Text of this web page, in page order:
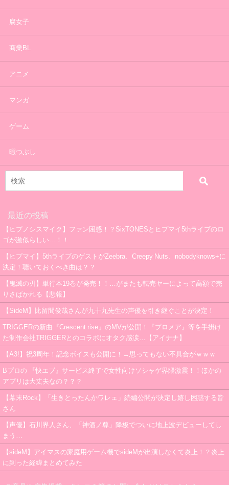
腐女子
商業BL
アニメ
マンガ
ゲーム
暇つぶし
最近の投稿
【ヒプノシスマイク】ファン困惑！？SixTONESとヒプマイ5thライブのロ
ゴが激似らしい…！！
【ヒプマイ】5thライブのゲストがZeebra、Creepy Nuts、nobodyknows+に
決定！聴いておくべき曲は？？
【鬼滅の刃】単行本19巻が発売！！…がまたも転売ヤーによって高額で売
りさばかれる【悲報】
【SideM】比留間俊哉さんが九十九先生の声優を引き継ぐことが決定！
TRIGGERの新曲『Crescent rise』のMVが公開！『プロメア』等を手掛け
た制作会社TRIGGERとのコラボにオタク感涙…【アイナナ】
【A3!】祝3周年！記念ボイスも公開に！→思ってもない不具合がｗｗｗ
Bプロの 『快エブ』サービス終了で女性向けソシャゲ界隈激震！！ほかの
アプリは大丈夫なの？？？
【幕末Rock】「生きとったんかワレェ」続編公開が決定し嬉し困惑する皆
さん
【声優】石川界人さん、「神酒ノ尊」降板でついに地上波デビューしてし
まう…
【sideM】アイマスの家庭用ゲーム機でsideMが出演しなくて炎上！？炎上
に到った経緯まとめてみた